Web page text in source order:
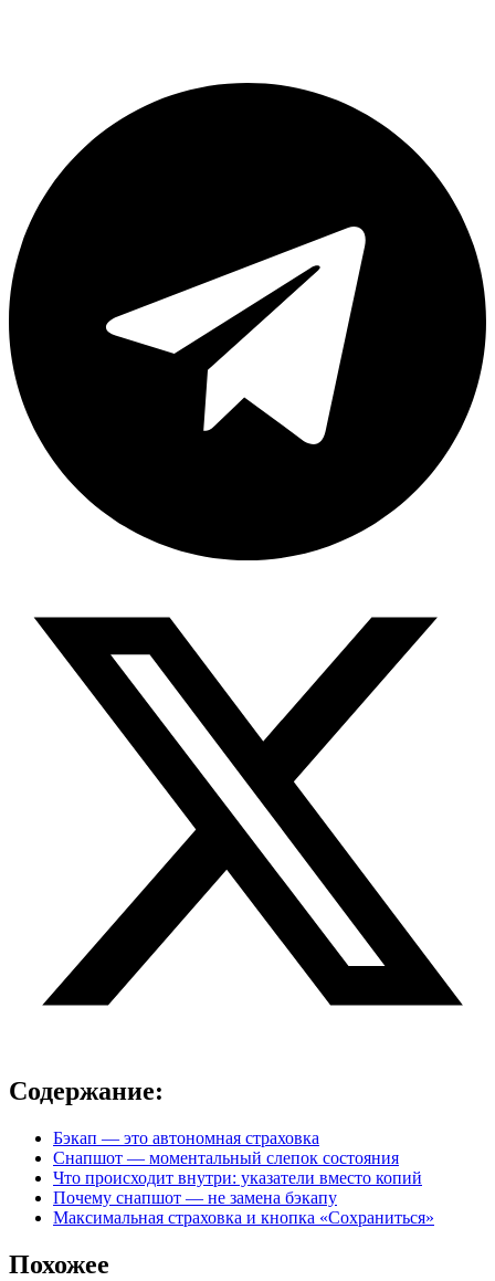
Содержание:
Бэкап — это автономная страховка
Снапшот — моментальный слепок состояния
Что происходит внутри: указатели вместо копий
Почему снапшот — не замена бэкапу
Максимальная страховка и кнопка «Сохраниться»
Похожее